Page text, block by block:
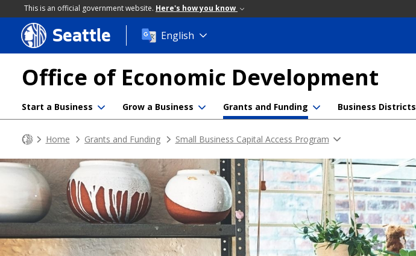
This is an official government website. Here's how you know
Skip
to
content
Seattle English
Office of Economic Development
Start a Business Grow a Business Grants and Funding Business Districts
Home Grants and Funding Small Business Capital Access Program